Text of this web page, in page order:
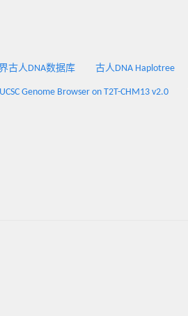
古人DNA数据库 古人DNA Haplotree
UCSC Genome Browser on T2T-CHM13 v2.0